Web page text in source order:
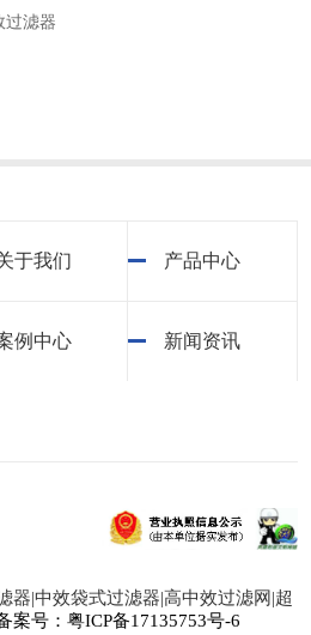
过滤器
于我们 产品中心
例中心 新闻资讯
器|中效袋式过滤器|高中效过滤网|超
案号：粤ICP备17135753号-6